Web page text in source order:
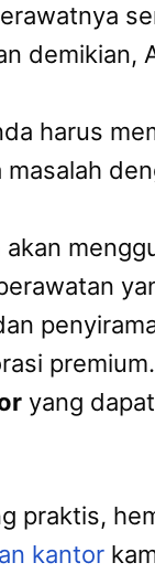
demikian,
harus
yang
praktis,
kantor